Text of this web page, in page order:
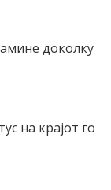
доколку
на крајот го